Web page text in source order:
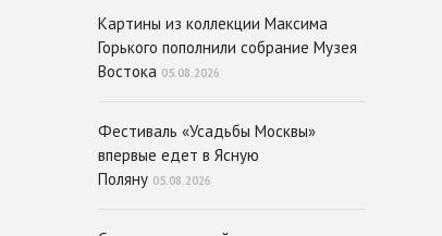
Картины из коллекции Максима
Горького пополнили собрание Музея
Востока 05.08.2026
Фестиваль «Усадьбы Москвы»
впервые едет в Ясную
Поляну 05.08.2026